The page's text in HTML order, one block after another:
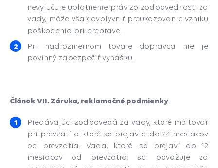
nevylučuje uplatnenie práv zo zodpovednosti za
vady, môže však ovplyvniť preukazovanie vzniku
poškodenia pri preprave.
Pri nadrozmernom tovare dopravca nie je
povinný zabezpečiť vynášku.
Článok VII. Záruka, reklamačné podmienky
Predávajúci zodpovedá za vady, ktoré má tovar
pri prevzatí a ktoré sa prejavia do 24 mesiacov
od prevzatia. Vada, ktorá sa prejaví do 12
mesiacov od prevzatia, sa považuje za